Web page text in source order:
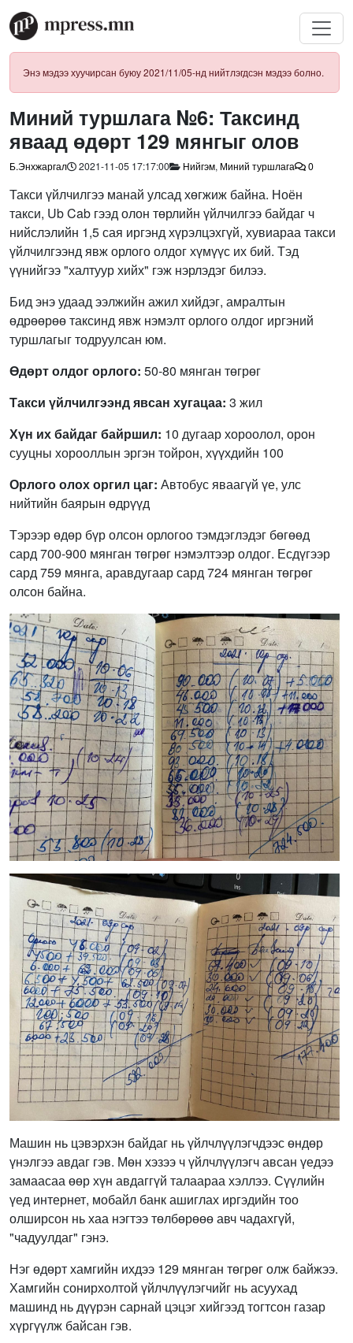
Энэ мэдээ хуучирсан буюу 2021/11/05-нд нийтлэгдсэн мэдээ болно.
Миний туршлага №6: Таксинд
яваад өдөрт 129 мянгыг олов
Б.Энхжаргал 2021-11-05 17:17:00 Нийгэм, Миний туршлага 0
Такси үйлчилгээ манай улсад хөгжиж байна. Ноён
такси, Ub Cab гээд олон төрлийн үйлчилгээ байдаг ч
нийслэлийн 1,5 сая иргэнд хүрэлцэхгүй, хувиараа такси
үйлчилгээнд явж орлого олдог хүмүүс их бий. Тэд
үүнийгээ "халтуур хийх" гэж нэрлэдэг билээ.
Бид энэ удаад ээлжийн ажил хийдэг, амралтын
өдрөөрөө таксинд явж нэмэлт орлого олдог иргэний
туршлагыг тодруулсан юм.
Өдөрт олдог орлого: 50-80 мянган төгрөг
Такси үйлчилгээнд явсан хугацаа: 3 жил
Хүн их байдаг байршил: 10 дугаар хороолол, орон
сууцны хорооллын эргэн тойрон, хүүхдийн 100
Орлого олох оргил цаг: Автобус яваагүй үе, улс
нийтийн баярын өдрүүд
Тэрээр өдөр бүр олсон орлогоо тэмдэглэдэг бөгөөд
сард 700-900 мянган төгрөг нэмэлтээр олдог. Есдүгээр
сард 759 мянга, аравдугаар сард 724 мянган төгрөг
олсон байна.
Машин нь цэвэрхэн байдаг нь үйлчлүүлэгчдээс өндөр
үнэлгээ авдаг гэв. Мөн хэзээ ч үйлчлүүлэгч авсан үедээ
замаасаа өөр хүн авдаггүй талаараа хэллээ. Сүүлийн
үед интернет, мобайл банк ашиглах иргэдийн тоо
олширсон нь хаа нэгтээ төлбөрөөө авч чадахгүй,
"чадуулдаг" гэнэ.
Нэг өдөрт хамгийн ихдээ 129 мянган төгрөг олж байжээ.
Хамгийн сонирхолтой үйлчлүүлэгчийг нь асуухад
машинд нь дүүрэн сарнай цэцэг хийгээд тогтсон газар
хүргүүлж байсан гэв.